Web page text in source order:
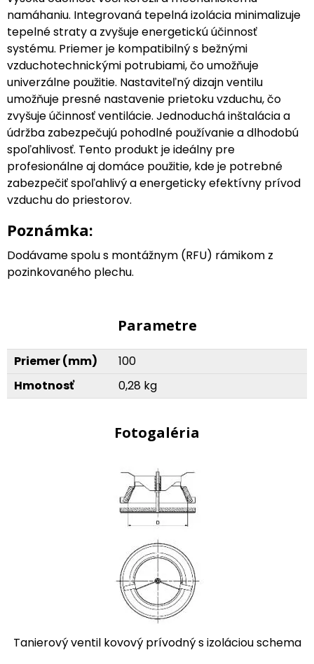
namáhaniu. Integrovaná tepelná izolácia minimalizuje
tepelné straty a zvyšuje energetickú účinnosť
systému. Priemer je kompatibilný s bežnými
vzduchotechnickými potrubiami, čo umožňuje
univerzálne použitie. Nastaviteľný dizajn ventilu
umožňuje presné nastavenie prietoku vzduchu, čo
zvyšuje účinnosť ventilácie. Jednoduchá inštalácia a
údržba zabezpečujú pohodlné používanie a dlhodobú
spoľahlivosť. Tento produkt je ideálny pre
profesionálne aj domáce použitie, kde je potrebné
zabezpečiť spoľahlivý a energeticky efektívny prívod
vzduchu do priestorov.
Poznámka:
Dodávame spolu s montážnym (RFU) rámikom z
pozinkovaného plechu.
Parametre
Priemer (mm)
100
Hmotnosť
0,28 kg
Fotogaléria
Tanierový ventil kovový prívodný s izoláciou schema